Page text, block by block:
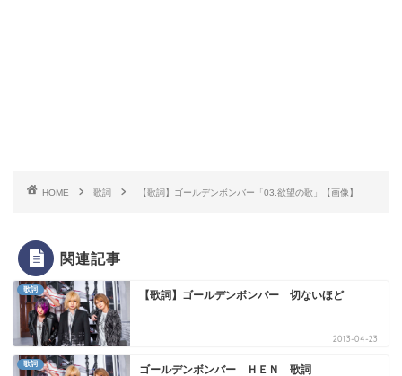
HOME 歌詞 【歌詞】ゴールデンボンバー「03.欲望の歌」【画像】
関連記事
歌詞 【歌詞】ゴールデンボンバー 切ないほど
2013-04-23
歌詞 ゴールデンボンバー ＨＥＮ 歌詞